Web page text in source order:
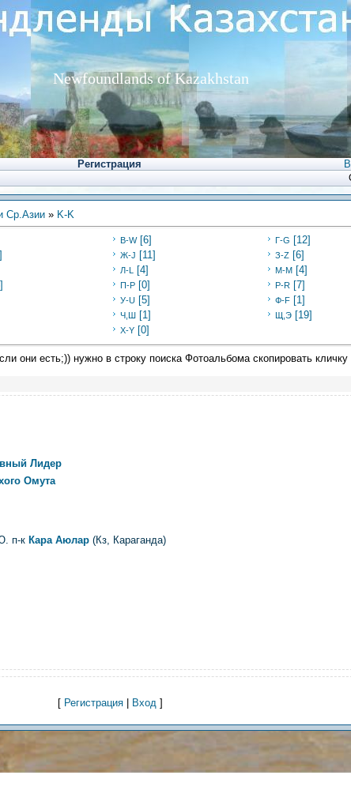
Newfoundlands of Kazakhstan
Регистрация
Ср.Азии » K-K
В-W [6] Г-G [12]
Ж-J [11] З-Z [6]
Л-L [4] M-M [4]
П-P [0] Р-R [7]
У-U [5] Ф-F [1]
Ч,Ш [1] Щ,Э [19]
X-Y [0]
они есть;)) нужно в строку поиска Фотоальбома скопировать кличку
Лидер
Омута
п-к Кара Аюлар (Кз, Караганда)
[ Регистрация| Вход ]